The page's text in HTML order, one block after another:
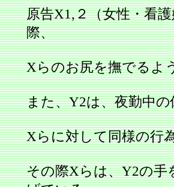
原告X1,２（女性・看
際、
Xらのお尻を撫でるよ
また、Y2は、夜勤中
Xらに対して同様の行
その際Xらは、Y2の手